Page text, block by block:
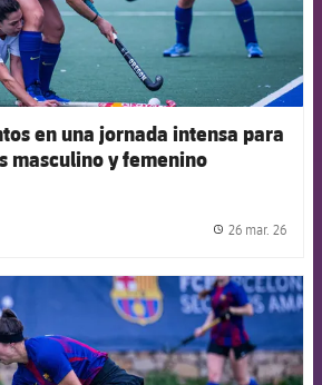
en una jornada intensa para
masculino y femenino
26 mar. 26
FCB Barcelona badge